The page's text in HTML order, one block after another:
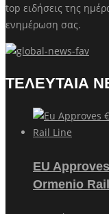
top ειδήσεις της
ενημέρωση σας.
ΤΕΛΕΥΤΑΙΑ
EU
Ormenio